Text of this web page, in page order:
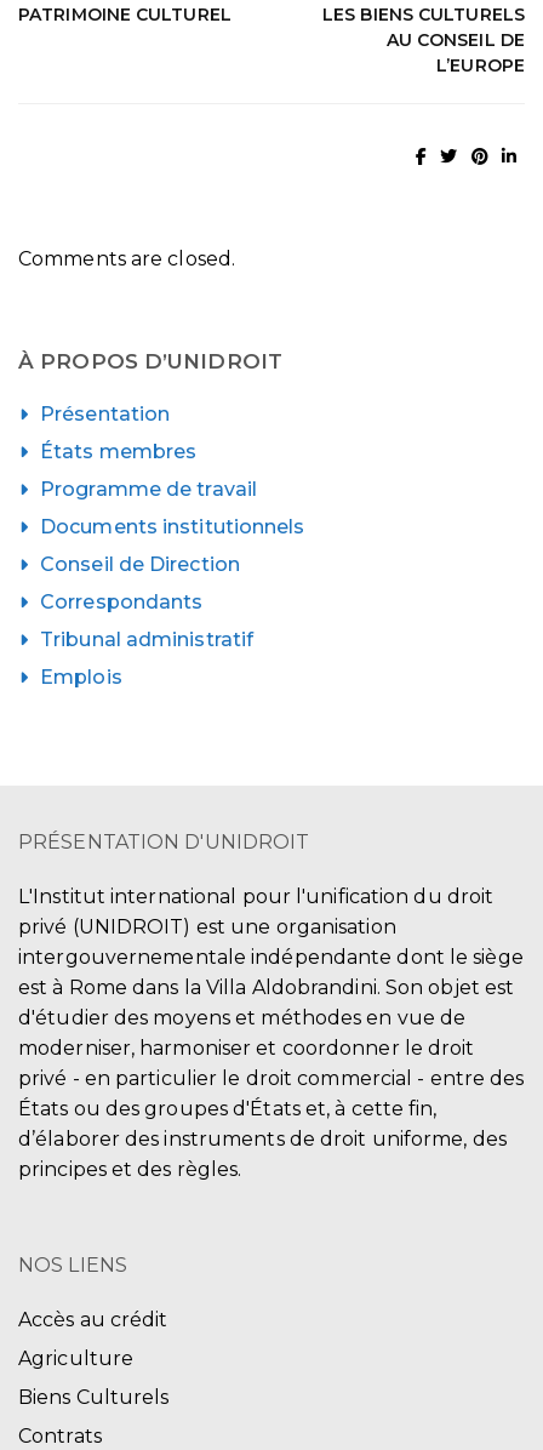
PATRIMOINE CULTUREL
LES BIENS CULTURELS
AU CONSEIL DE
L’EUROPE
Comments are closed.
À PROPOS D’UNIDROIT
Présentation
États membres
Programme de travail
Documents institutionnels
Conseil de Direction
Correspondants
Tribunal administratif
Emplois
PRÉSENTATION D'UNIDROIT
L'Institut international pour l'unification du droit
privé (UNIDROIT) est une organisation
intergouvernementale indépendante dont le siège
est à Rome dans la Villa Aldobrandini. Son objet est
d'étudier des moyens et méthodes en vue de
moderniser, harmoniser et coordonner le droit
privé - en particulier le droit commercial - entre des
États ou des groupes d'États et, à cette fin,
d’élaborer des instruments de droit uniforme, des
principes et des règles.
NOS LIENS
Accès au crédit
Agriculture
Biens Culturels
Contrats